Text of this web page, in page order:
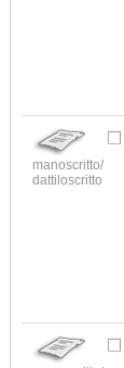
manoscritto/
dattiloscritto